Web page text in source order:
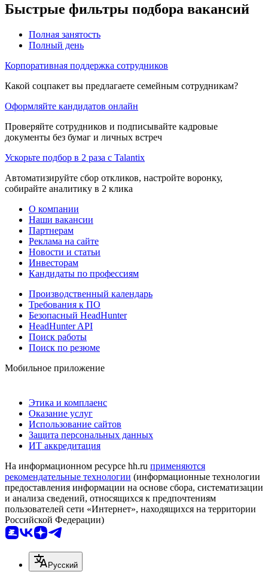
Быстрые фильтры подбора вакансий
Полная занятость
Полный день
Корпоративная поддержка сотрудников
Какой соцпакет вы предлагаете семейным сотрудникам?
Оформляйте кандидатов онлайн
Проверяйте сотрудников и подписывайте кадровые
документы без бумаг и личных встреч
Ускорьте подбор в 2 раза с Talantix
Автоматизируйте сбор откликов, настройте воронку,
собирайте аналитику в 2 клика
О компании
Наши вакансии
Партнерам
Реклама на сайте
Новости и статьи
Инвесторам
Кандидаты по профессиям
Производственный календарь
Требования к ПО
Безопасный HeadHunter
HeadHunter API
Поиск работы
Поиск по резюме
Мобильное приложение
Этика и комплаенс
Оказание услуг
Использование сайтов
Защита персональных данных
ИТ аккредитация
На информационном ресурсе hh.ru применяются
рекомендательные технологии (информационные технологии
предоставления информации на основе сбора, систематизации
и анализа сведений, относящихся к предпочтениям
пользователей сети «Интернет», находящихся на территории
Российской Федерации)
Русский